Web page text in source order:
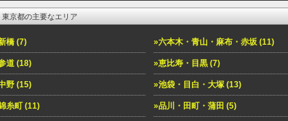
東京都の主要なエリア
橋 (7) »六本木・青山・麻布・赤坂 (11)
道 (18) »恵比寿・目黒 (7)
野 (15) »池袋・目白・大塚 (13)
糸町 (11) »品川・田町・蒲田 (5)